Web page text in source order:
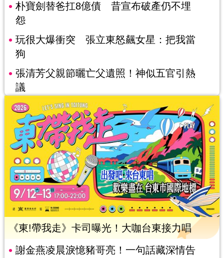
朴寶劍替爸扛8億債 昔宣布破產仍不埋
怨
玩很大爆衝突 張立東怒飆女星：把我當
狗
張清芳父親節曬亡父遺照！神似五官引熱
議
《東!帶我走》卡司曝光！大咖台東接力唱
謝金燕凌晨淚憶豬哥亮！一句話藏深情告